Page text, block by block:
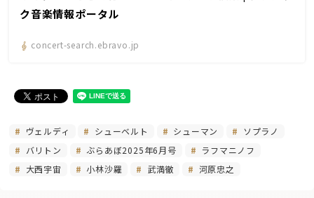
ク音楽情報ポータル
concert-search.ebravo.jp
ヴェルディ シューベルト シューマン
ソプラノ
バリトン
ぶらあぼ2025年6月号
ラフマニノフ
大西宇宙
小林沙羅 武満徹 河原忠之